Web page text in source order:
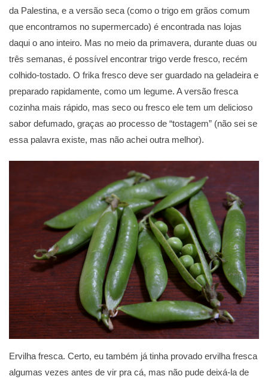
da Palestina, e a versão seca (como o trigo em grãos comum
que encontramos no supermercado) é encontrada nas lojas
daqui o ano inteiro. Mas no meio da primavera, durante duas ou
três semanas, é possível encontrar trigo verde fresco, recém
colhido-tostado. O frika fresco deve ser guardado na geladeira e
preparado rapidamente, como um legume. A versão fresca
cozinha mais rápido, mas seco ou fresco ele tem um delicioso
sabor defumado, graças ao processo de “tostagem” (não sei se
essa palavra existe, mas não achei outra melhor).
Ervilha fresca. Certo, eu também já tinha provado ervilha fresca
algumas vezes antes de vir pra cá, mas não pude deixá-la de